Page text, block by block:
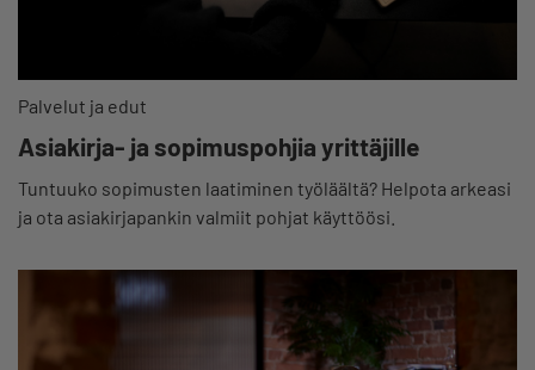
Palvelut ja edut
Asiakirja- ja sopimuspohjia yrittäjille
Tuntuuko sopimusten laatiminen työläältä? Helpota arkeasi
ja ota asiakirjapankin valmiit pohjat käyttöösi.